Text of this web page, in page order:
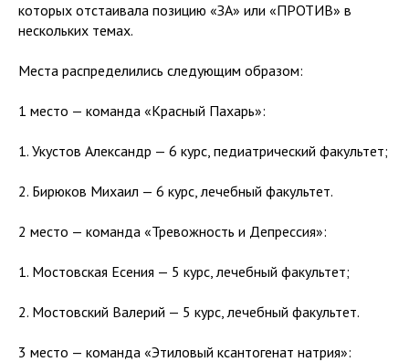
которых отстаивала позицию «ЗА» или «ПРОТИВ» в
нескольких темах.
Места распределились следующим образом:
1 место — команда «Красный Пахарь»:
1. Укустов Александр — 6 курс, педиатрический факультет;
2. Бирюков Михаил — 6 курс, лечебный факультет.
2 место — команда «Тревожность и Депрессия»:
1. Мостовская Есения — 5 курс, лечебный факультет;
2. Мостовский Валерий — 5 курс, лечебный факультет.
3 место — команда «Этиловый ксантогенат натрия»: